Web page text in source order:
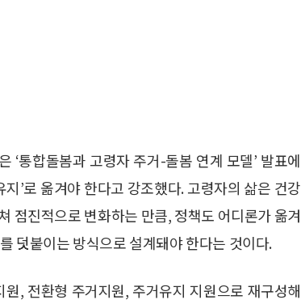
‘통합돌봄과 고령자 주거-돌봄 연계 모델’ 발표에
’로 옮겨야 한다고 강조했다. 고령자의 삶은 건강
점진적으로 변화하는 만큼, 정책도 어디론가 옮겨
덧붙이는 방식으로 설계돼야 한다는 것이다.
, 전환형 주거지원, 주거유지 지원으로 재구성해